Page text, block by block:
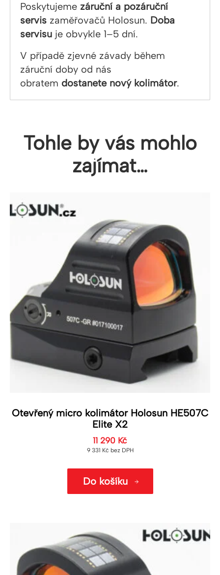
Poskytujeme záruční a pozáruční
servis zaměřovačů Holosun. Doba
servisu je obvykle 1–5 dní.
V případě zjevné závady během
záruční doby od nás
obratem dostanete nový kolimátor.
Tohle by vás mohlo
zajímat…
Otevřený micro kolimátor Holosun HE507C
Elite X2
11 290 Kč
9 331 Kč bez DPH
Do košíku